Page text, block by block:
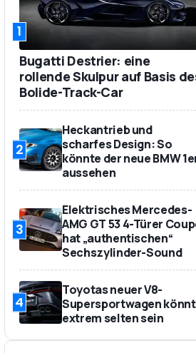
1
Bugatti Destrier: eine
rollende Skulpur auf Basis
Bolide-Track-Car
2
Heckantrieb und
scharfes Design: So
könnte der neue BMW
aussehen
3
Elektrisches Mercedes-
AMG GT 53 4-Türer
hat „authentischen“
Sechszylinder-Sound
4
Toyotas neuer V8-
Supersportwagen
extrem selten sein